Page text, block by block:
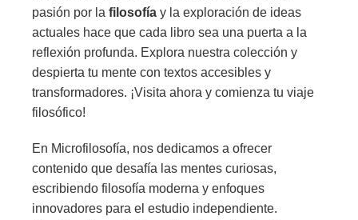
pasión por la filosofía y la exploración de ideas
actuales hace que cada libro sea una puerta a la
reflexión profunda. Explora nuestra colección y
despierta tu mente con textos accesibles y
transformadores. ¡Visita ahora y comienza tu viaje
filosófico!
En Microfilosofía, nos dedicamos a ofrecer
contenido que desafía las mentes curiosas,
escribiendo filosofía moderna y enfoques
innovadores para el estudio independiente.